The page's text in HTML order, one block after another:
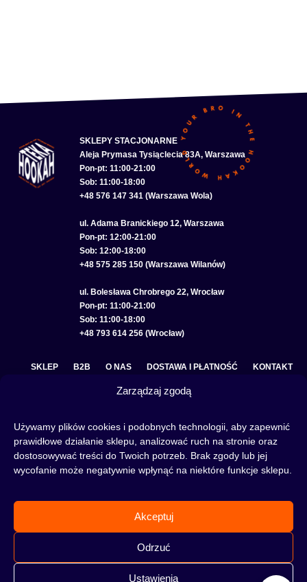
Zarządzaj zgodą
Używamy plików cookies i podobnych technologii, aby zapewnić
prawidłowe działanie sklepu, analizować ruch na stronie oraz
dostosowywać treści do Twoich potrzeb. Brak zgody lub jej
wycofanie może negatywnie wpłynąć na niektóre funkcje sklepu.
Akceptuj
Odrzuć
Ustawienia
SKLEPY STACJONARNE
Aleja Prymasa Tysiąclecia 83A, Warszawa
Pon-pt: 11:00-21:00
Sob: 11:00-18:00
+48 576 147 341 (Warszawa Wola)
ul. Adama Branickiego 12, Warszawa
Pon-pt: 12:00-21:00
Sob: 12:00-18:00
+48 575 285 150 (Warszawa Wilanów)
ul. Bolesława Chrobrego 22, Wrocław
Pon-pt: 11:00-21:00
Sob: 11:00-18:00
+48 793 614 256 (Wrocław)
SKLEP B2B O NAS DOSTAWA I PŁATNOŚĆ KONTAKT
POLITYKA PRYWATNOŚCI
to miejsce jest idealne dla Ciebie! Odwiedź nasz
artykułów, albo nie czekaj i od razu przejdź do naszego shisha-sklepu i zacznij zakupy.